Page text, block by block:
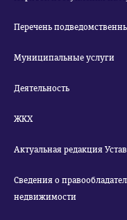
Перечень
Муниципальные услуги
Деятельность
ЖКХ
Актуальная редакция
Сведения о
недвижимости